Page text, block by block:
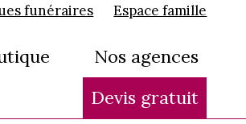
funéraires Espace famille
Nos agences
Devis gratuit